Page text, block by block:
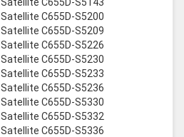
Satellite C655D-S5200
Satellite C655D-S5209
Satellite C655D-S5226
Satellite C655D-S5230
Satellite C655D-S5233
Satellite C655D-S5236
Satellite C655D-S5330
Satellite C655D-S5332
Satellite C655D-S5336